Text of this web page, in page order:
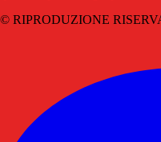
© RIPRODUZIONE